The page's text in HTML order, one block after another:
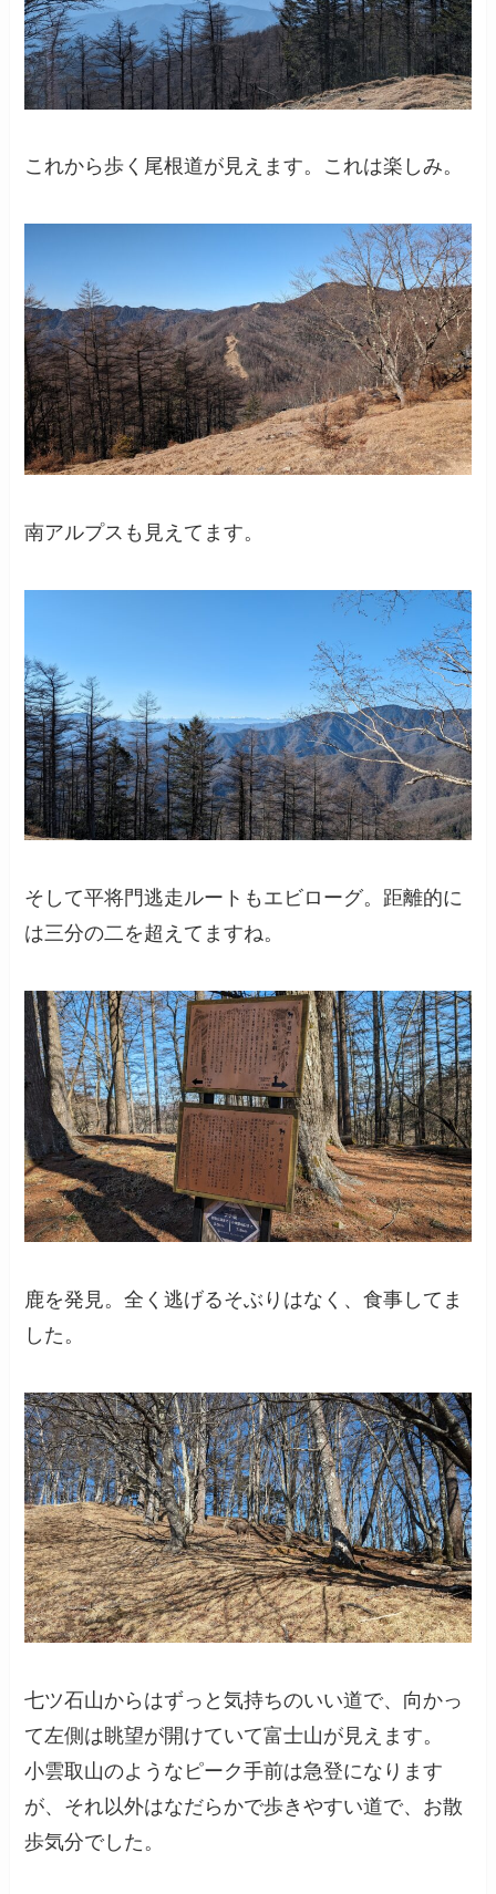
これから歩く尾根道が見えます。これは楽しみ。
南アルプスも見えてます。
そして平将門逃走ルートもエビローグ。距離的に
は三分の二を超えてますね。
鹿を発見。全く逃げるそぶりはなく、食事してま
した。
七ツ石山からはずっと気持ちのいい道で、向かっ
て左側は眺望が開けていて富士山が見えます。
小雲取山のようなピーク手前は急登になります
が、それ以外はなだらかで歩きやすい道で、お散
歩気分でした。